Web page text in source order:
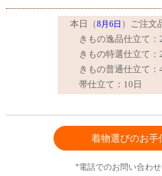
着物選びのお手
*電話でのお問い合わ